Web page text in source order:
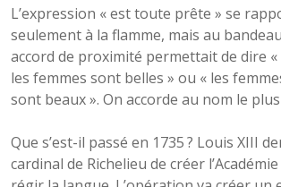
L’expression « est toute prête » se
seulement à la flamme, mais au
accord de proximité permettait de dire
les femmes sont belles » ou « les
sont beaux ». On accorde au nom le
Que s’est-il passé en 1735 ? Louis XIII
cardinal de Richelieu de créer